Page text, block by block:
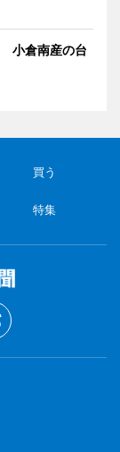
小倉南産の台
買う
特集